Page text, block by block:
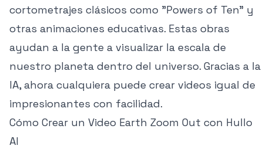
cortometrajes clásicos como "Powers of Ten" y
otras animaciones educativas. Estas obras
ayudan a la gente a visualizar la escala de
nuestro planeta dentro del universo. Gracias a la
IA, ahora cualquiera puede crear videos igual de
impresionantes con facilidad.
Cómo Crear un Video Earth Zoom Out con Hullo
AI